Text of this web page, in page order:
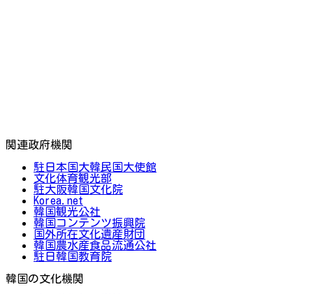
関連政府機関
駐日本国大韓民国大使館
文化体育観光部
駐大阪韓国文化院
Korea.net
韓国観光公社
韓国コンテンツ振興院
国外所在文化遺産財団
韓国農水産食品流通公社
駐日韓国教育院
韓国の文化機関